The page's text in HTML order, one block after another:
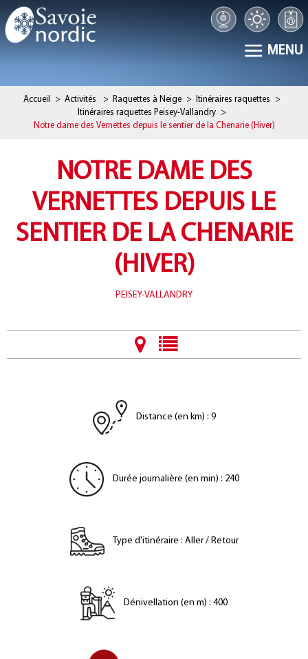
MENU
Accueil > Activités > Raquettes à Neige > Itinéraires raquettes
>
Itinéraires raquettes Peisey-Vallandry
>
Notre dame des Vernettes depuis le sentier de la Chenarie (Hiver)
NOTRE DAME DES
VERNETTES DEPUIS LE
SENTIER DE LA CHENARIE
(HIVER)
PEISEY-VALLANDRY
Distance (en km) : 9
Durée journalière (en min) : 240
Type d'itinéraire : Aller / Retour
Dénivellation (en m) : 400